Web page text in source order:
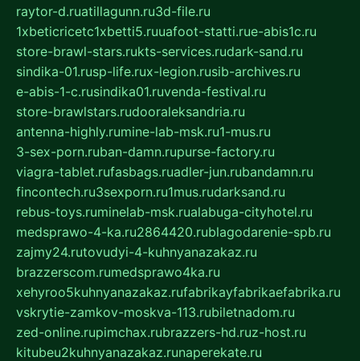
raytor-d.ruatillagunn.ru3d-file.ru
1xbeticricetc1xbetti5.ruuafoot-statti.rue-abis1c.ru
store-brawl-stars.rukts-services.rudark-sand.ru
sindika-01.rusp-life.rux-legion.rusib-archives.ru
e-abis-1-c.rusindika01.ruvenda-festival.ru
store-brawlstars.rudooraleksandria.ru
antenna-highly.rumine-lab-msk.ru1-mus.ru
3-sex-porn.ruban-damn.rupurse-factory.ru
viagra-tablet.rufasbags.ruadler-jun.rubandamn.ru
fincontech.ru3sexporn.ru1mus.rudarksand.ru
rebus-toys.ruminelab-msk.rualabuga-cityhotel.ru
medsprawo-4-ka.ru2864420.rublagodarenie-spb.ru
zajmy24.rutovudyi-4-kuhnyanazakaz.ru
brazzerscom.rumedsprawo4ka.ru
xehyroo5kuhnyanazakaz.rufabrikayfabrikaefabrika.ru
vskrytie-zamkov-moskva-113.rubiletnadom.ru
zed-online.rupimchax.rubrazzers-hd.ruz-host.ru
kitubeu2kuhnyanazakaz.runaperekate.ru